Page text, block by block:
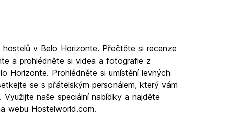
v Belo Horizonte. Přečtěte si recenze
a prohlédněte si videa a fotografie z
Horizonte. Prohlédněte si umístění levných
se s přátelským personálem, který vám
naše speciální nabídky a najděte
webu Hostelworld.com.